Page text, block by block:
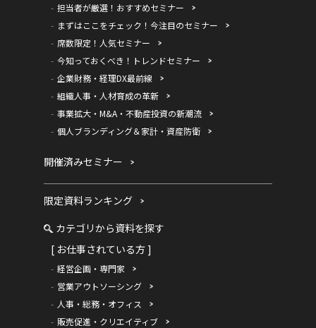
担当者が厳選！おすすめセミナー
まずはここをチェック！今注目のセミナー
席数限定！人気セミナー
今知っておくべき！トレンドセミナー
企業財務・経理DX最前線
組織人事・人材育成の革新
事業拡大・M&A・不動産投資の新潮流
個人ブランディング＆家計・資産防衛
開催済みセミナー
限定資料ランキング
カテゴリから資料を探す
[ お仕事されている方 ]
経営企画・専門家
営業アウトソーシング
人事・総務・オフィス
販売促進・クリエイティブ